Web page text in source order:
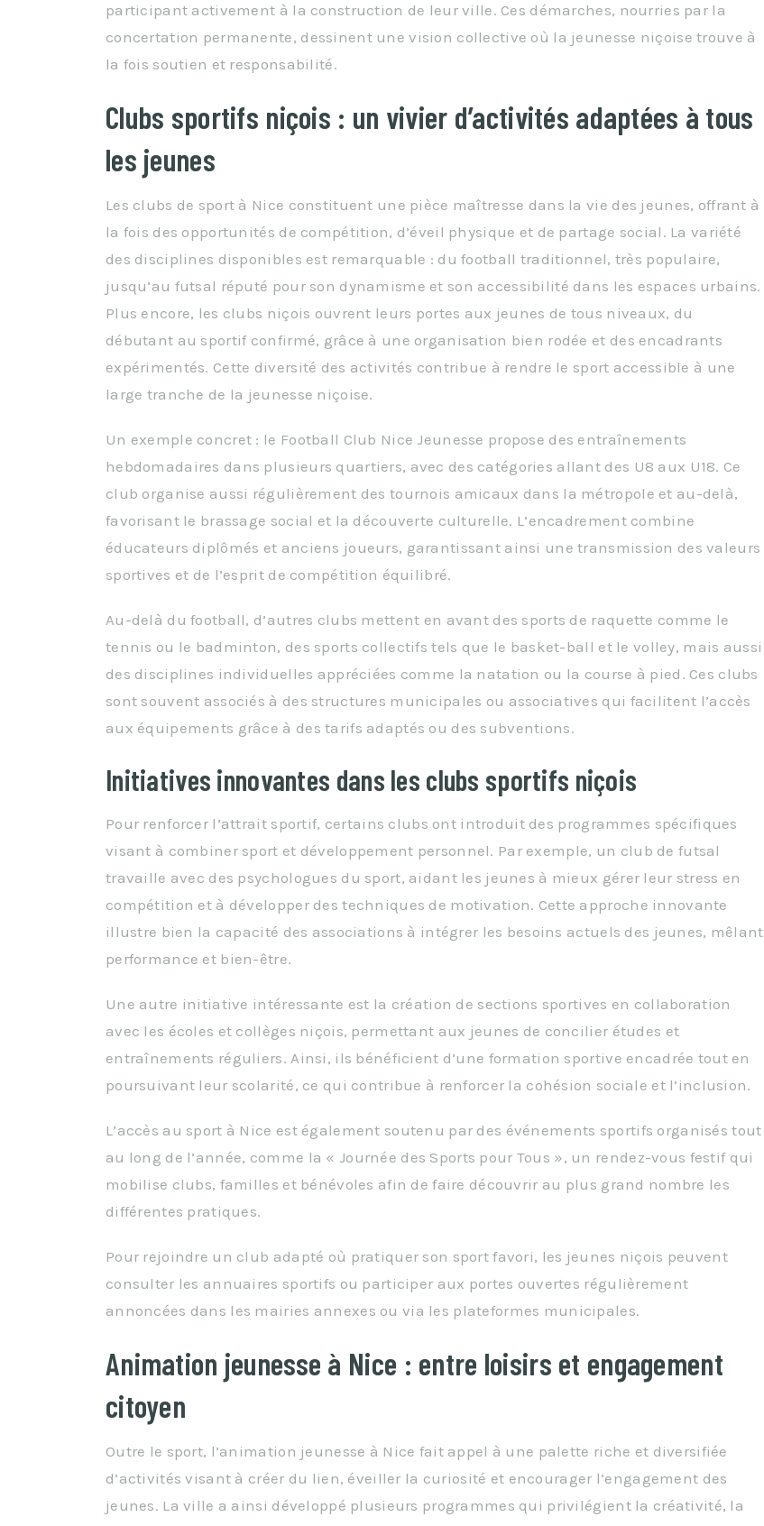
participant activement à la construction de leur ville. Ces démarches, nourries par la
concertation permanente, dessinent une vision collective où la jeunesse niçoise trouve à
la fois soutien et responsabilité.
Clubs sportifs niçois : un vivier d’activités adaptées à tous
les jeunes
Les clubs de sport à Nice constituent une pièce maîtresse dans la vie des jeunes, offrant à
la fois des opportunités de compétition, d’éveil physique et de partage social. La variété
des disciplines disponibles est remarquable : du football traditionnel, très populaire,
jusqu’au futsal réputé pour son dynamisme et son accessibilité dans les espaces urbains.
Plus encore, les clubs niçois ouvrent leurs portes aux jeunes de tous niveaux, du
débutant au sportif confirmé, grâce à une organisation bien rodée et des encadrants
expérimentés. Cette diversité des activités contribue à rendre le sport accessible à une
large tranche de la jeunesse niçoise.
Un exemple concret : le Football Club Nice Jeunesse propose des entraînements
hebdomadaires dans plusieurs quartiers, avec des catégories allant des U8 aux U18. Ce
club organise aussi régulièrement des tournois amicaux dans la métropole et au-delà,
favorisant le brassage social et la découverte culturelle. L’encadrement combine
éducateurs diplômés et anciens joueurs, garantissant ainsi une transmission des valeurs
sportives et de l’esprit de compétition équilibré.
Au-delà du football, d’autres clubs mettent en avant des sports de raquette comme le
tennis ou le badminton, des sports collectifs tels que le basket-ball et le volley, mais aussi
des disciplines individuelles appréciées comme la natation ou la course à pied. Ces clubs
sont souvent associés à des structures municipales ou associatives qui facilitent l’accès
aux équipements grâce à des tarifs adaptés ou des subventions.
Initiatives innovantes dans les clubs sportifs niçois
Pour renforcer l’attrait sportif, certains clubs ont introduit des programmes spécifiques
visant à combiner sport et développement personnel. Par exemple, un club de futsal
travaille avec des psychologues du sport, aidant les jeunes à mieux gérer leur stress en
compétition et à développer des techniques de motivation. Cette approche innovante
illustre bien la capacité des associations à intégrer les besoins actuels des jeunes, mêlant
performance et bien-être.
Une autre initiative intéressante est la création de sections sportives en collaboration
avec les écoles et collèges niçois, permettant aux jeunes de concilier études et
entraînements réguliers. Ainsi, ils bénéficient d’une formation sportive encadrée tout en
poursuivant leur scolarité, ce qui contribue à renforcer la cohésion sociale et l’inclusion.
L’accès au sport à Nice est également soutenu par des événements sportifs organisés tout
au long de l’année, comme la « Journée des Sports pour Tous », un rendez-vous festif qui
mobilise clubs, familles et bénévoles afin de faire découvrir au plus grand nombre les
différentes pratiques.
Pour rejoindre un club adapté où pratiquer son sport favori, les jeunes niçois peuvent
consulter les annuaires sportifs ou participer aux portes ouvertes régulièrement
annoncées dans les mairies annexes ou via les plateformes municipales.
Animation jeunesse à Nice : entre loisirs et engagement
citoyen
Outre le sport, l’animation jeunesse à Nice fait appel à une palette riche et diversifiée
d’activités visant à créer du lien, éveiller la curiosité et encourager l’engagement des
jeunes. La ville a ainsi développé plusieurs programmes qui privilégient la créativité, la